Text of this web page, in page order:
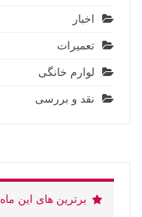
اخبار
تعمیرات
لوارم خانگی
نقد و بررسی
برترین های این ماه